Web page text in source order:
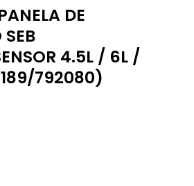
DE
SEB
4.5L / 6L /
792080)